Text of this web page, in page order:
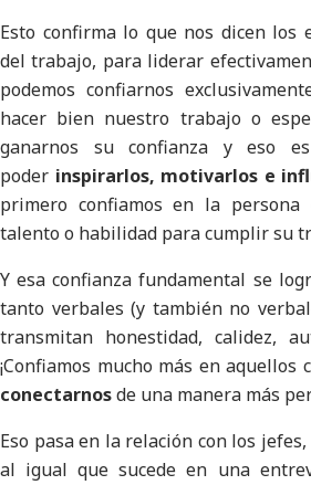
Esto confirma lo que nos dicen los
del trabajo, para liderar
podemos confiarnos
hacer bien nuestro trabajo o
ganarnos su confianza y eso
poder inspirarlos, motivarlos e
primero confiamos en la
talento o habilidad para cumplir su
Y esa confianza fundamental se
tanto verbales (y también no
transmitan honestidad, calidez,
¡Confiamos mucho más en aquellos
conectarnosde una manera más
Eso pasa en la relación con los
al igual que sucede en una